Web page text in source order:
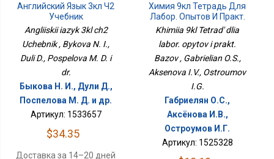
Английский Язык 3кл Ч2
Учебник
Angliiskii iazyk 3kl ch2
Uchebnik , Bykova N. I.,
Duli D., Pospelova M. D. i
dr.
Быкова Н. И., Дули Д.,
Поспелова М. Д. и др.
Артикул: 1533657
$34.35
Доставка за 14–20 дней
Химия 9кл Тетрадь Для
Лабор. Опытов И Практ.
Базов
Khimiia 9kl Tetrad' dlia
labor. opytov i prakt.
Bazov , Gabrielian O.S.,
Aksenova I.V., Ostroumov
I.G.
Габриелян О.С.,
Аксёнова И.В.,
Остроумов И.Г.
Артикул: 1525328